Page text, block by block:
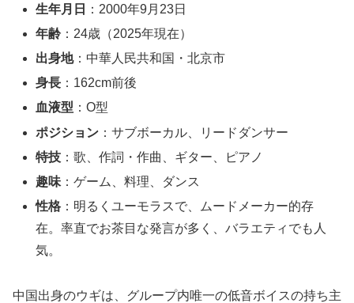
生年月日
：2000年9月23日
年齢 ：24歳（2025年現在）
出身地：中華人民共和国・北京市
身長 ：162cm前後
血液型 ：O型
ポジション ：サブボーカル、リードダンサー
特技 ：歌、作詞・作曲、ギター、ピアノ
趣味 ：ゲーム、料理、ダンス
性格 ：明るくユーモラスで、ムードメーカー的存
在。率直でお茶目な発言が多く、バラエティでも人
気。
中国出身のウギは、グループ内唯一の低音ボイスの持ち主